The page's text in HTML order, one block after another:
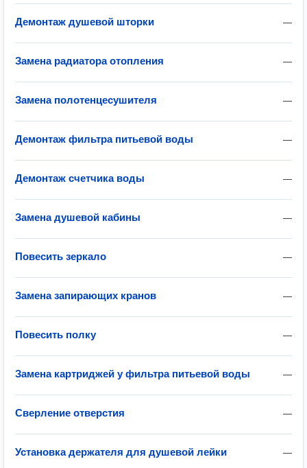
—
Демонтаж душевой шторки
—
Замена радиатора отопления
—
Замена полотенцесушителя
—
Демонтаж фильтра питьевой воды
—
Демонтаж счетчика воды
—
Замена душевой кабины
—
Повесить зеркало
—
Замена запирающих кранов
—
Повесить полку
—
Замена картриджей у фильтра питьевой воды
—
Сверление отверстия
—
Установка держателя для душевой лейки